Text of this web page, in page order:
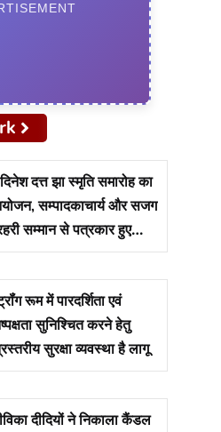
दत्त झा स्मृति समारोह का
सम्पादकाचार्य और सजग
सम्मान से पत्रकार हुए
रूम में पारदर्शिता एवं
सुनिश्चित करने हेतु
सुरक्षा व्यवस्था है लागू
दीदियों ने निकाला कैंडल